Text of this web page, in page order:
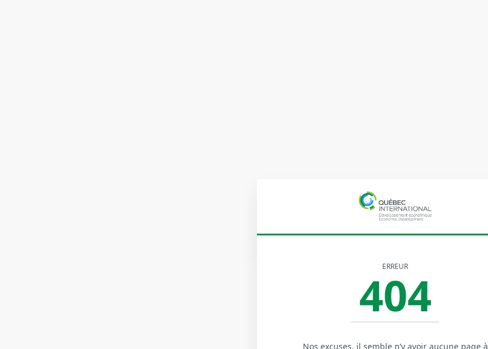
ERREUR
404
Nos excuses, il semble n’y avoir aucune page à